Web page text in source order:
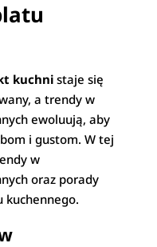
kuchnistaje się
a trendy w
ewoluują, aby
i gustom. W tej
w
oraz porady
kuchennego.